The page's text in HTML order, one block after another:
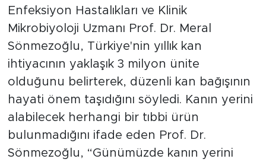
Enfeksiyon Hastalıkları ve Klinik
Mikrobiyoloji Uzmanı Prof. Dr. Meral
Sönmezoğlu, Türkiye'nin yıllık kan
ihtiyacının yaklaşık 3 milyon ünite
olduğunu belirterek, düzenli kan bağışının
hayati önem taşıdığını söyledi. Kanın yerini
alabilecek herhangi bir tıbbi ürün
bulunmadığını ifade eden Prof. Dr.
Sönmezoğlu, “Günümüzde kanın yerini